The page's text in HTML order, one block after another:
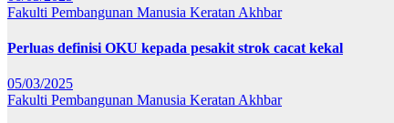
Fakulti Pembangunan Manusia Keratan Akhbar
Perluas definisi OKU kepada pesakit strok cacat kekal
05/03/2025
Fakulti Pembangunan Manusia Keratan Akhbar